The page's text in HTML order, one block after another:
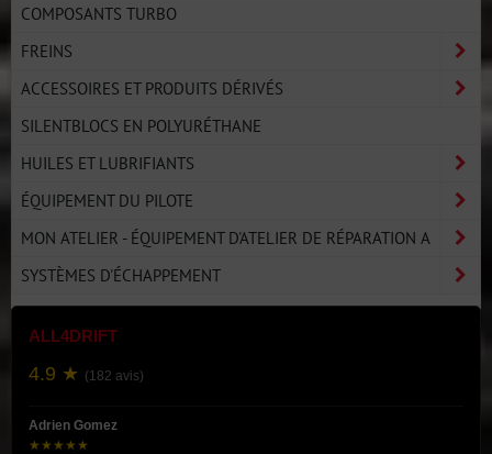
COMPOSANTS TURBO
FREINS
ACCESSOIRES ET PRODUITS DÉRIVÉS
SILENTBLOCS EN POLYURÉTHANE
HUILES ET LUBRIFIANTS
ÉQUIPEMENT DU PILOTE
MON ATELIER - ÉQUIPEMENT D'ATELIER DE RÉPARATION A
SYSTÈMES D'ÉCHAPPEMENT
ALL4DRIFT
4.9 ★ (182 avis)
Adrien Gomez
★★★★★